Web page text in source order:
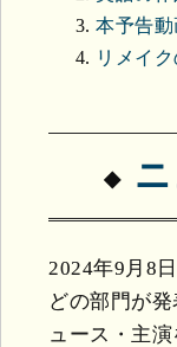
本予告動
リメイ
2024年9月8
どの部門が
ュース・主